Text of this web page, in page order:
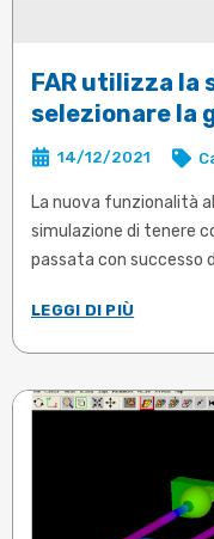
FAR utilizza la
selezionare la
14/12/2021
La nuova funzionalità
simulazione di tenere
passata con successo
macchina di
LEGGI DI PIÙ